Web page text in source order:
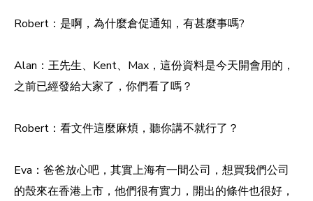
Robert：是啊，為什麼倉促通知，有甚麼事嗎?
Alan：王先生、Kent、Max，這份資料是今天開會用的，
之前已經發給大家了，你們看了嗎？
Robert：看文件這麼麻煩，聽你講不就行了？
Eva：爸爸放心吧，其實上海有一間公司，想買我們公司
的殼來在香港上市，他們很有實力，開出的條件也很好，